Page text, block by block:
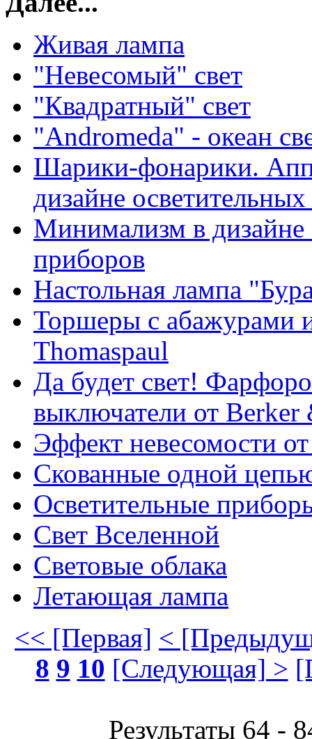
Живая лампа
"Невесомый" свет
"Квадратный" свет
"Andromeda" - океан
Шарики-фонарики.
дизайне
Минимализм в дизайне
приборов
Настольная лампа
Торшеры с абажурами
Thomaspaul
Да будет свет!
выключатели от Berker
Эффект невесомости
Cкованные одной
Осветительные
Свет Вселенной
Световые облака
Летающая лампа
<< [Первая] <
8 9 10 [Следующая] >
Результаты 64 -